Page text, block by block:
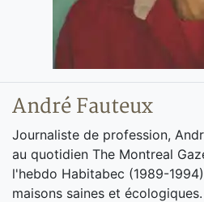
André Fauteux
Journaliste de profession,
au quotidien The Montreal
l'hebdo Habitabec (1989-
maisons saines et